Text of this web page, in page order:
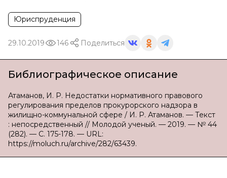
Юриспруденция
29.10.2019 146 Поделиться
Библиографическое описание
Атаманов, И. Р. Недостатки нормативного правового
регулирования пределов прокурорского надзора в
жилищно-коммунальной сфере / И. Р. Атаманов. — Текст
: непосредственный // Молодой ученый. — 2019. — № 44
(282). — С. 175-178. — URL:
https://moluch.ru/archive/282/63439.